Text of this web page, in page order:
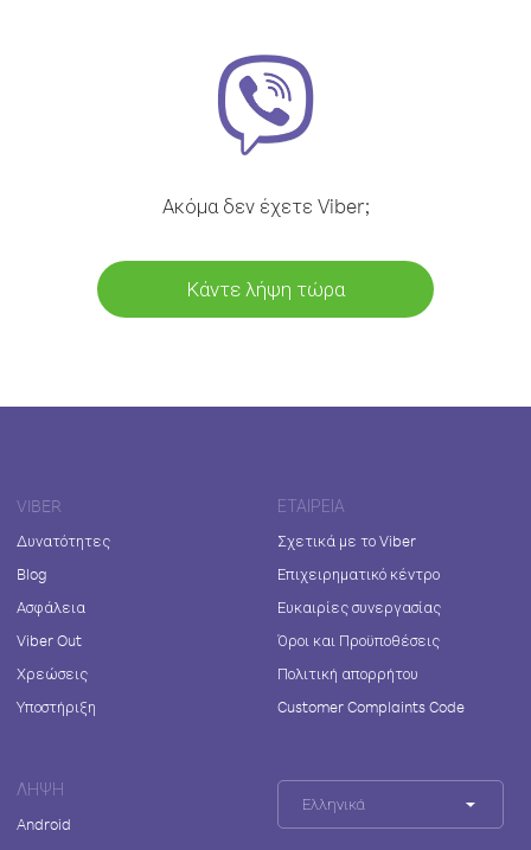
Ακόμα δεν έχετε Viber;
Κάντε λήψη τώρα
VIBER
Δυνατότητες
Blog
Ασφάλεια
Viber Out
Χρεώσεις
Υποστήριξη
ΕΤΑΙΡΕΊΑ
Σχετικά με το Viber
Επιχειρηματικό κέντρο
Ευκαιρίες συνεργασίας
Όροι και Προϋποθέσεις
Πολιτική απορρήτου
Customer Complaints Code
ΛΉΨΗ
Android
Ελληνικά